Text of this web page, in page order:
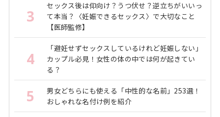
3
セックス後は仰向け？うつ伏せ？逆立ちがいいっ
て本当？〈妊娠できるセックス〉で大切なこと
【医師監修】
4
「避妊せずセックスしているけれど妊娠しない」
カップル必見！女性の体の中では何が起きてい
る？
5
男女どちらにも使える「中性的な名前」253選！
おしゃれな名付け例を紹介